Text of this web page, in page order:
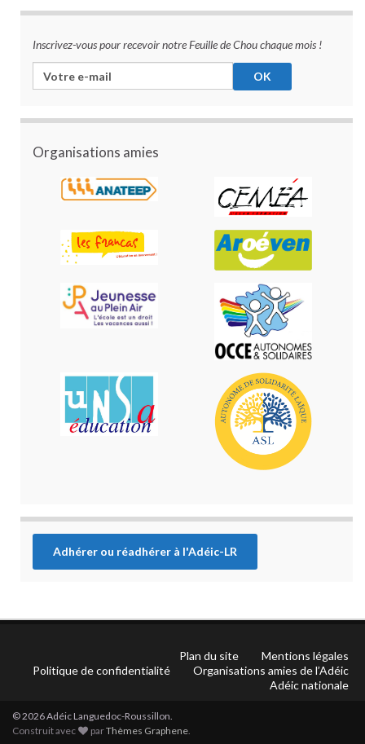
Inscrivez-vous pour recevoir notre Feuille de Chou chaque mois !
Organisations amies
Adhérer ou réadhérer à l'Adéic-LR
Plan du site
Mentions légales
Politique de confidentialité
Organisations amies de l’Adéic
Adéic nationale
© 2026 Adéic Languedoc-Roussillon.
Construit avec
parThèmes Graphene.